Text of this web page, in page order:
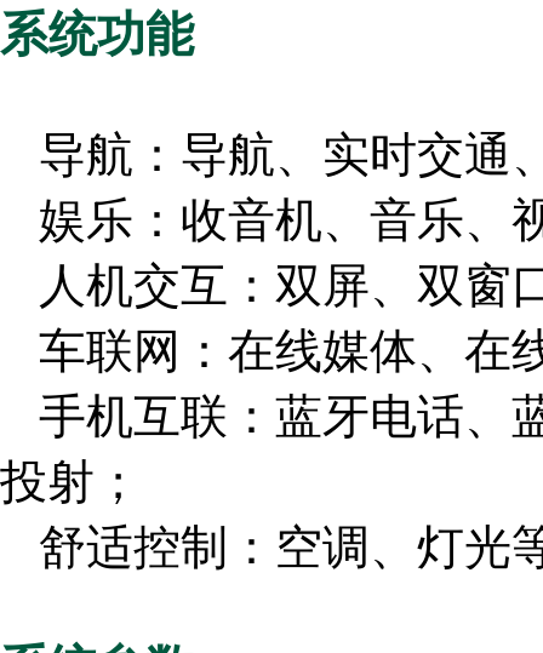
系统功能
导航：导航、实时交通
娱乐：收音机、音乐、
人机交互：双屏、双窗
车联网：在线媒体、在
手机互联：蓝牙电话、
投射；
舒适控制：空调、灯光